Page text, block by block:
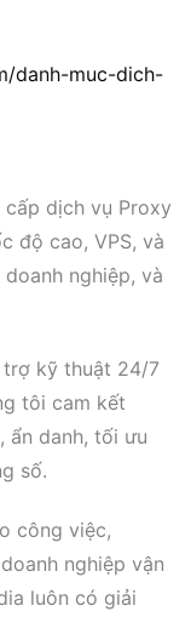
danh-muc-dich-
dịch vụ Proxy
độ cao, VPS, và
nghiệp, và
trợ kỹ thuật 24/7
tôi cam kết
ẩn danh, tối ưu
số.
công việc,
nghiệp vận
luôn có giải